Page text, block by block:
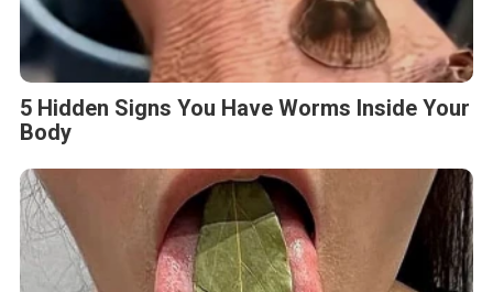
5 Hidden Signs You Have Worms Inside Your
Body